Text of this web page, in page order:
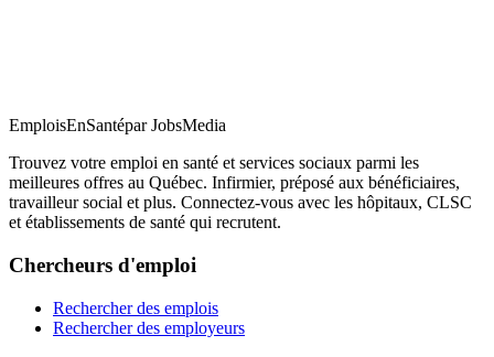
EmploisEnSantépar JobsMedia
Trouvez votre emploi en santé et services sociaux parmi les
meilleures offres au Québec. Infirmier, préposé aux bénéficiaires,
travailleur social et plus. Connectez-vous avec les hôpitaux, CLSC
et établissements de santé qui recrutent.
Chercheurs d'emploi
Rechercher des emplois
Rechercher des employeurs